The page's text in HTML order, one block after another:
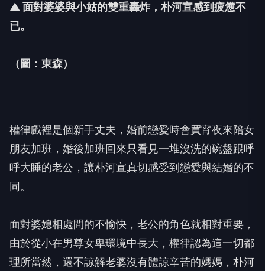
▲ 面對婆婆與小姑的雙重轟炸，朴河宣感到疲憊不
已。
（圖：東森）
權律戲裡是個新手丈夫，婚前戀愛時會買宵夜來陪女
朋友加班， 婚後加班回來只看見一堆沒洗的碗盤跟呼
呼大睡的老公， 讓朴河宣真切感受到戀愛與結婚的不
同。
面對婆媳相處間的不愉快， 老公的角色就相對重要，
由於從小在男尊女卑環境中長大， 權律認為這一切都
理所當然，還不諒解老婆沒有體諒辛苦的媽媽， 朴河